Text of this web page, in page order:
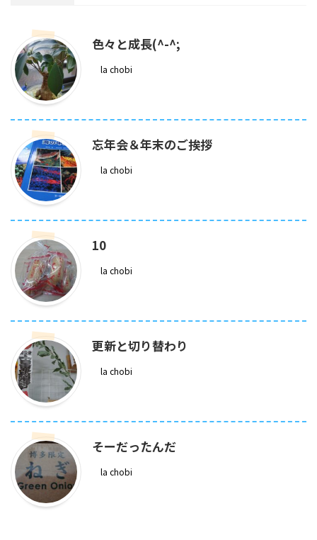
色々と成長(^-^;
la chobi
忘年会＆年末のご挨拶
la chobi
10
la chobi
更新と切り替わり
la chobi
そーだったんだ
la chobi